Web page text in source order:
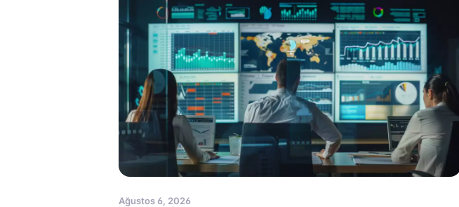
Ağustos 6, 2026